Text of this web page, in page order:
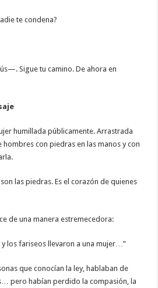
te condena?
Sigue tu camino. De ahora en
humillada públicamente. Arrastrada
con piedras en las manos y con
las piedras. Es el corazón de quienes
de una manera estremecedora:
los fariseos llevaron a una mujer…”
que conocían la ley, hablaban de
pero habían perdido la compasión, la